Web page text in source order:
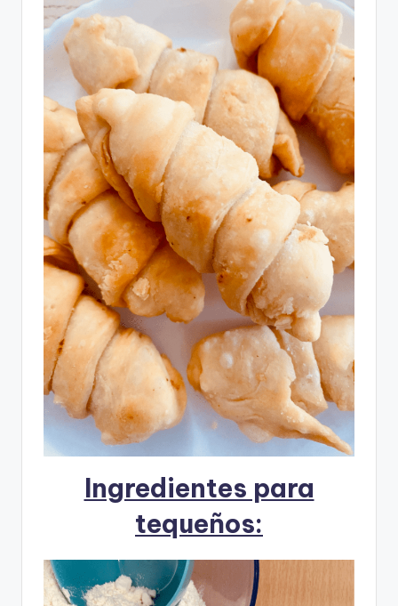
Ingredientes para
tequeños: